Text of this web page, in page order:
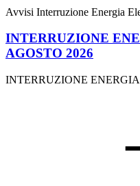
Avvisi Interruzione Energia
INTERRUZIONE
AGOSTO 2026
INTERRUZIONE